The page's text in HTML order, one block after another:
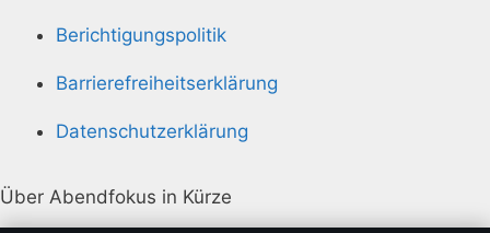
Berichtigungspolitik
Barrierefreiheitserklärung
Datenschutzerklärung
Über Abendfokus in Kürze